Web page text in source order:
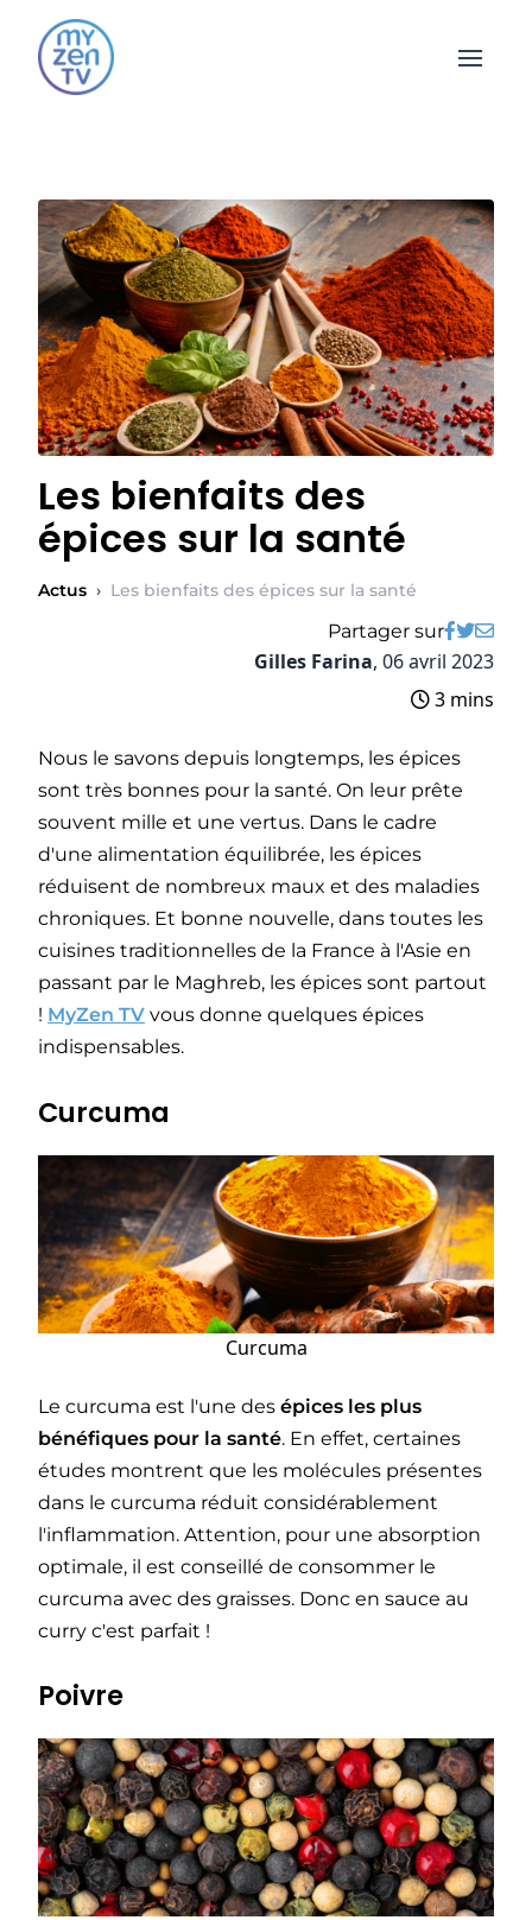
Open
Les bienfaits des
épices sur la santé
Actus › Les bienfaits des épices sur la santé
Partager sur
Gilles Farina, 06 avril 2023
3 mins
Nous le savons depuis longtemps, les épices
sont très bonnes pour la santé. On leur prête
souvent mille et une vertus. Dans le cadre
d'une alimentation équilibrée, les épices
réduisent de nombreux maux et des maladies
chroniques. Et bonne nouvelle, dans toutes les
cuisines traditionnelles de la France à l'Asie en
passant par le Maghreb, les épices sont partout
! MyZen TV vous donne quelques épices
indispensables.
Curcuma
Curcuma
Le curcuma est l'une des épices les plus
bénéfiques pour la santé. En effet, certaines
études montrent que les molécules présentes
dans le curcuma réduit considérablement
l'inflammation. Attention, pour une absorption
optimale, il est conseillé de consommer le
curcuma avec des graisses. Donc en sauce au
curry c'est parfait !
Poivre